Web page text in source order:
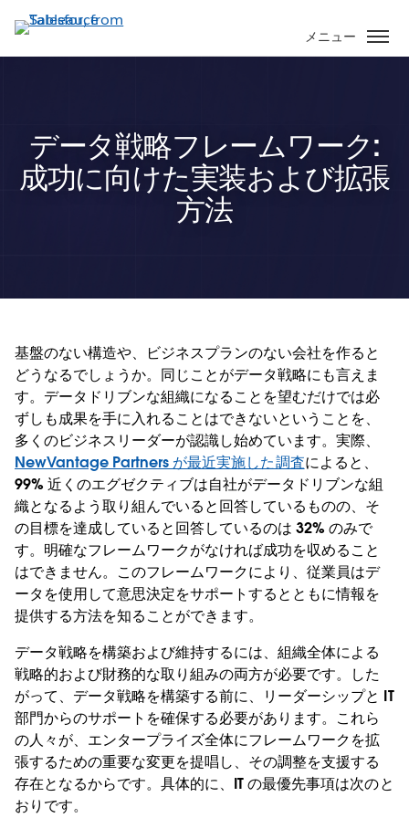
イ
ン
メニュー
データ戦略フレームワーク:
成功に向けた実装および拡張
方法
基盤のない構造や、ビジネスプランのない会社を作ると
どうなるでしょうか。同じことがデータ戦略にも言えま
す。データドリブンな組織になることを望むだけでは必
ずしも成果を手に入れることはできないということを、
多くのビジネスリーダーが認識し始めています。実際、
NewVantage Partners が最近実施した調査によると、
99% 近くのエグゼクティブは自社がデータドリブンな組
織となるよう取り組んでいると回答しているものの、そ
の目標を達成していると回答しているのは 32% のみで
す。明確なフレームワークがなければ成功を収めること
はできません。このフレームワークにより、従業員はデ
ータを使用して意思決定をサポートするとともに情報を
提供する方法を知ることができます。
データ戦略を構築および維持するには、組織全体による
戦略的および財務的な取り組みの両方が必要です。した
がって、データ戦略を構築する前に、リーダーシップと IT
部門からのサポートを確保する必要があります。これら
の人々が、エンタープライズ全体にフレームワークを拡
張するための重要な変更を提唱し、その調整を支援する
存在となるからです。具体的に、IT の最優先事項は次のと
おりです。